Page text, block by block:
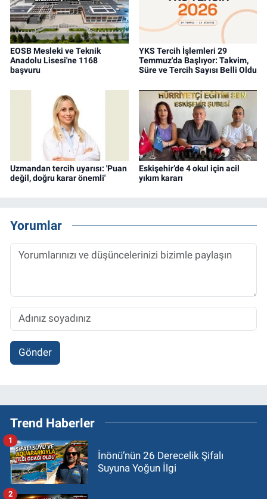
EOSB Mesleki ve Teknik
Anadolu Lisesi'ne 1168
başvuru
YKS Tercih İşlemleri 29
Temmuz'da Başlıyor: Takvim,
Süre ve Tercih Sayısı Belli Oldu
Uzmandan tercih uyarısı: 'Puan
değil, doğru karar önemli'
Eskişehir’de 4 okul için acil
yıkım kararı
Yorumlar
Gönder
Trend Haberler
İnönü’nün 26 Derecelik Şifalı
Suyuna Yoğun İlgi
1
2